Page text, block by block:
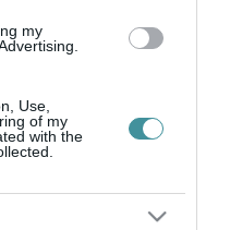
my
Use,
of my
with the
A honlapon
arculati és tartalmi
linkek, ikonok, szöveg,
másolása,
vagy egészben –
írásos beleegyezésével